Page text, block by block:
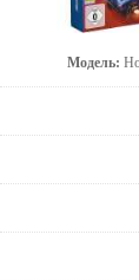
Модель: